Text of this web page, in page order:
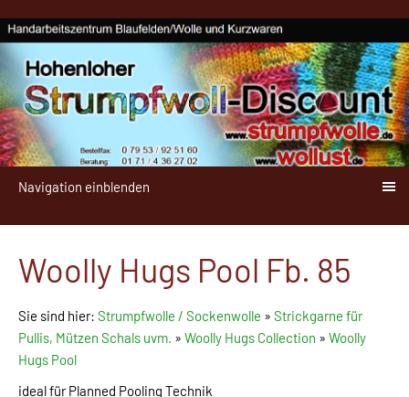
Navigation einblenden
Woolly Hugs Pool Fb. 85
Sie sind hier: Strumpfwolle / Sockenwolle » Strickgarne für
Pullis, Mützen Schals uvm. » Woolly Hugs Collection » Woolly
Hugs Pool
ideal für Planned Pooling Technik